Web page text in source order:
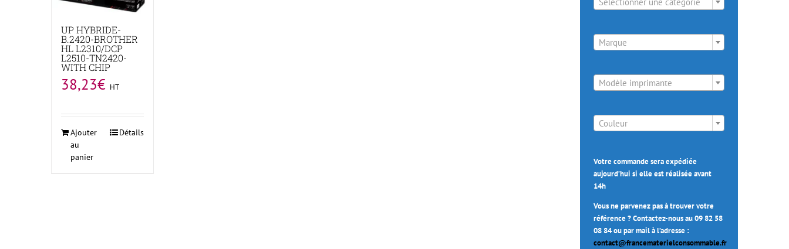
UP HYBRIDE-
B.2420-BROTHER
HL L2310/DCP
L2510-TN2420-
WITH CHIP
38,23€ HT
Ajouter
au
panier
Détails
Marque
Modèle imprimante
Couleur
Votre commande sera expédiée
aujourd’hui si elle est réalisée avant
14h
Vous ne parvenez pas à trouver votre
référence ? Contactez-nous au 09 82 58
08 84 ou par mail à l’adresse :
contact@francematerielconsommable.fr